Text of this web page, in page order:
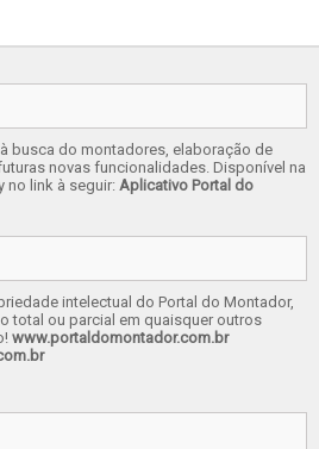
busca do montadores, elaboração de
novas funcionalidades. Disponível na
no link à seguir: Aplicativo Portal do
intelectual do Portal do Montador,
total ou parcial em quaisquer outros
www.portaldomontador.com.br